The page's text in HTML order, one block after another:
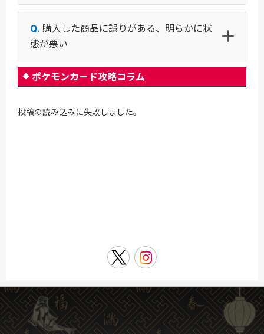
購入した商品に誤りがある、明らかに状
態が悪い
ポケモンカード攻略コラム
投稿の読み込みに失敗しました。